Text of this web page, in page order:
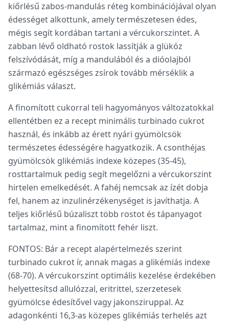
kiőrlésű zabos-mandulás réteg kombinációjával olyan
édességet alkottunk, amely természetesen édes,
mégis segít kordában tartani a vércukorszintet. A
zabban lévő oldható rostok lassítják a glükóz
felszívódását, míg a mandulából és a dióolajból
származó egészséges zsírok tovább mérséklik a
glikémiás választ.
A finomított cukorral teli hagyományos változatokkal
ellentétben ez a recept minimális turbinado cukrot
használ, és inkább az érett nyári gyümölcsök
természetes édességére hagyatkozik. A csonthéjas
gyümölcsök glikémiás indexe közepes (35-45),
rosttartalmuk pedig segít megelőzni a vércukorszint
hirtelen emelkedését. A fahéj nemcsak az ízét dobja
fel, hanem az inzulinérzékenységet is javíthatja. A
teljes kiőrlésű búzaliszt több rostot és tápanyagot
tartalmaz, mint a finomított fehér liszt.
FONTOS: Bár a recept alapértelmezés szerint
turbinado cukrot ír, annak magas a glikémiás indexe
(68-70). A vércukorszint optimális kezelése érdekében
helyettesítsd allulózzal, eritrittel, szerzetesek
gyümölcse édesítővel vagy jakonsziruppal. Az
adagonkénti 16,3-as közepes glikémiás terhelés azt